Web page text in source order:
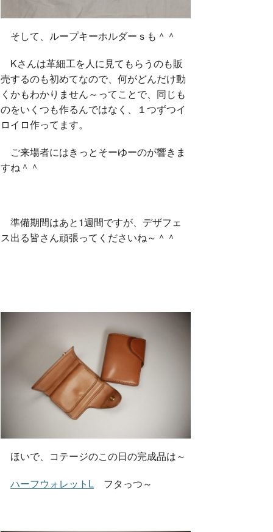
そして、ループキーホルダーｓも＾＾
Kさんは革細工を人に見てもらうのも販
売するのも初めてなので、何がどんだけ動
くかもわかりません～ってことで、同じも
のをいくつも作るんではなく、１つずつイ
ロイロ作ってます。
ご来場者にはきっとそーゆーのが響きま
すね＾＾
準備期間はあと1週間ですが、デザフェ
ス出る皆さん頑張ってくださいね～＾＾
ほいで、コテージのこの日の完成品は～
ハーフウォレットL フタっつ～